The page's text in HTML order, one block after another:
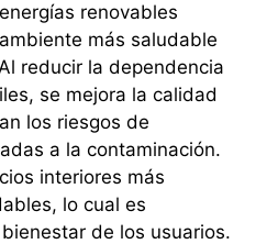
renovables
más saludable
reducir la dependencia
se mejora la calidad
los riesgos de
a la contaminación.
interiores más
lo cual es
de los usuarios.